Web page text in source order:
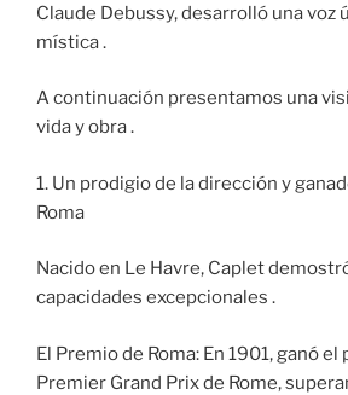
Claude Debussy, desarrolló una voz
mística .
A continuación presentamos una
vida y obra .
1. Un prodigio de la dirección y
Roma
Nacido en Le Havre, Caplet
capacidades excepcionales .
El Premio de Roma: En 1901, ganó
Premier Grand Prix de Rome,